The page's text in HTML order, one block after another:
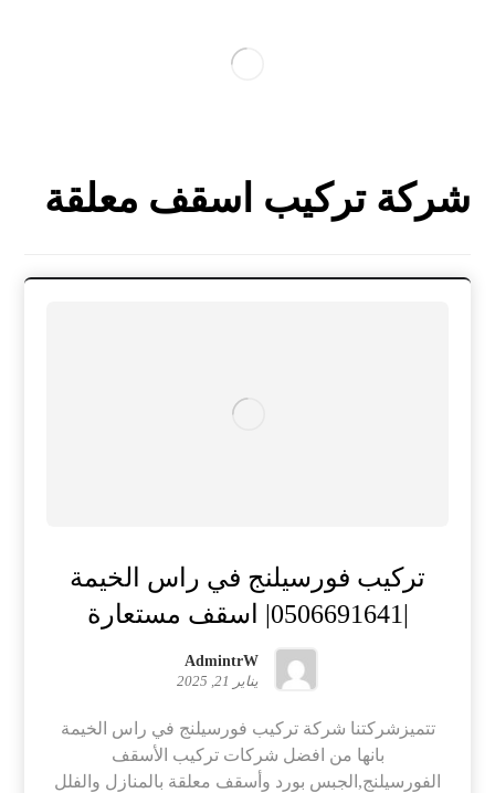
شركة تركيب اسقف معلقة
تركيب فورسيلنج في راس الخيمة
AdmintrW
يناير 21, 2025
تتميزشركتنا شركة تركيب فورسيلنج في راس الخيمة
بانها من افضل شركات تركيب الأسقف
الفورسيلنج,الجبس بورد وأسقف معلقة بالمنازل والفلل